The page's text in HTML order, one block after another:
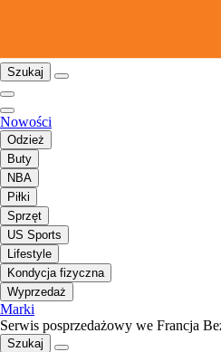
Szukaj
Nowości
Odzież
Buty
NBA
Piłki
Sprzęt
US Sports
Lifestyle
Kondycja fizyczna
Wyprzedaż
Marki
Serwis posprzedażowy we Francja
Szukaj